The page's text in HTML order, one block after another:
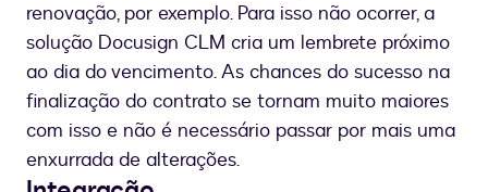
renovação, por exemplo. Para isso não ocorrer, a
solução Docusign CLM cria um lembrete próximo
ao dia do vencimento. As chances do sucesso na
finalização do contrato se tornam muito maiores
com isso e não é necessário passar por mais uma
enxurrada de alterações.